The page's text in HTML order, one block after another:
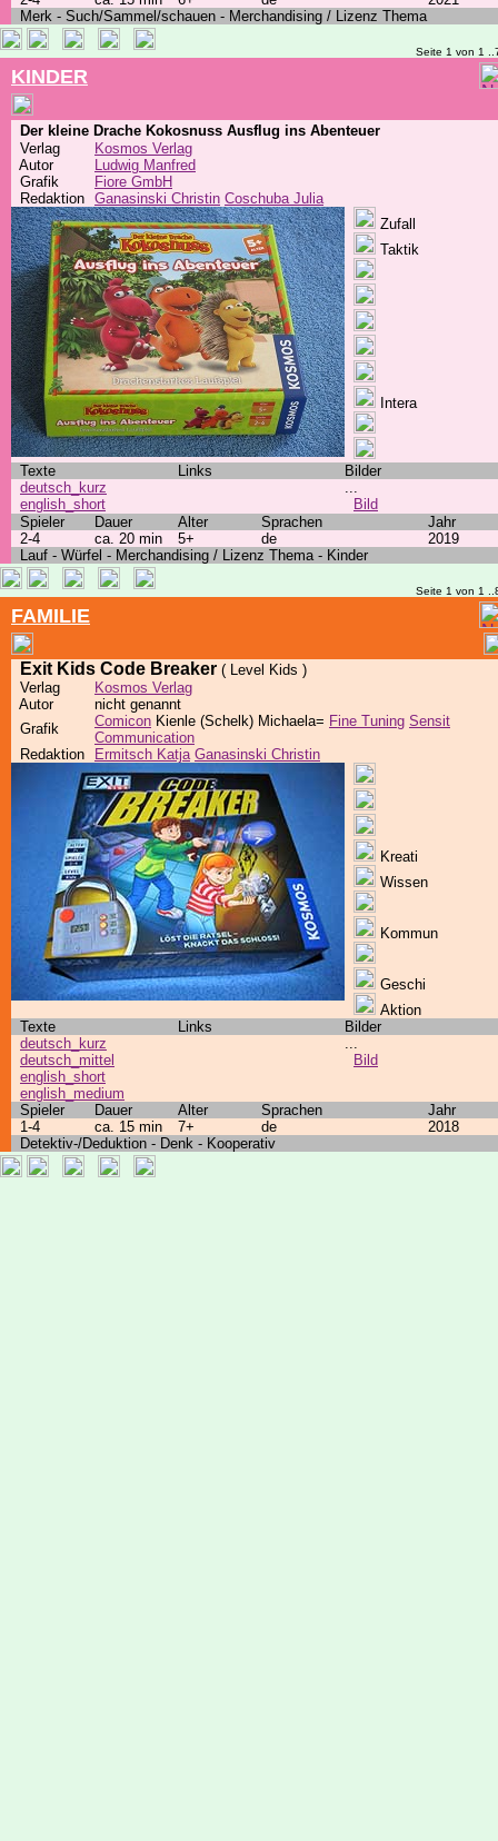
Merk - Such/Sammel/schauen - Merchandising / Lizenz Thema
Seite 1 von 1
KINDER
Der kleine Drache Kokosnuss Ausflug ins Abenteuer
Verlag
Kosmos Verlag
Autor
Ludwig Manfred
Grafik
Fiore GmbH
Redaktion Ganasinski Christin Coschuba Julia
Zufall
Taktik
Intera
Texte Links
Bilder
deutsch_kurz
english_short
...
Bild
Spieler
Dauer Alter Sprachen
Jahr
2-4
ca. 20 min 5+ de
2019
Lauf - Würfel - Merchandising / Lizenz Thema - Kinder
Seite 1 von 1
FAMILIE
Exit Kids Code Breaker ( Level Kids )
Verlag
Kosmos Verlag
Autor
nicht genannt
Grafik
Comicon Kienle (Schelk) Michaela= Fine Tuning Sensit
Communication
Redaktion
Ermitsch Katja Ganasinski Christin
Kreati
Wissen
Kommun
Geschi
Aktion
Texte
Links
Bilder
deutsch_kurz
deutsch_mittel
english_short
english_medium
...
Bild
Spieler Dauer Alter Sprachen
Jahr
1-4
ca. 15 min 7+ de
2018
Detektiv-/Deduktion - Denk - Kooperativ